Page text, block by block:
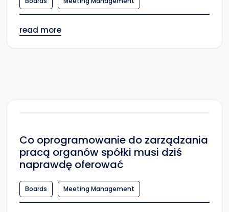
read more
Co oprogramowanie do zarządzania
pracą organów spółki musi dziś
naprawdę oferować
Boards Meeting Management